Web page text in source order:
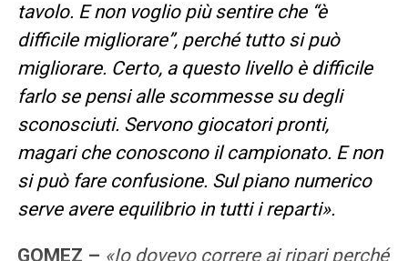
tavolo. E non voglio più sentire che “è
difficile migliorare”, perché tutto si può
migliorare. Certo, a questo livello è difficile
farlo se pensi alle scommesse su degli
sconosciuti. Servono giocatori pronti,
magari che conoscono il campionato. E non
si può fare confusione. Sul piano numerico
serve avere equilibrio in tutti i reparti».
GOMEZ – «Io dovevo correre ai ripari perché